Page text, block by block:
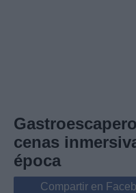
Internacional
Viajes
cenas
época
Compartir en